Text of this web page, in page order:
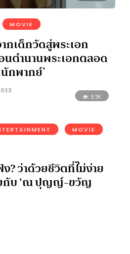
MOVIE
กเด็กวัดสู่พระเอก
ตำนานพระเอกตลอด
กพากย์’
3.1K
MOVIE
? ว่าด้วยชีวิตที่ไม่ง่าย
กับ ‘ณ ปุญญ์-ขวัญ